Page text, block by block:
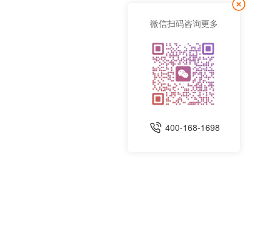
微信扫码咨询更多
400-168-1698